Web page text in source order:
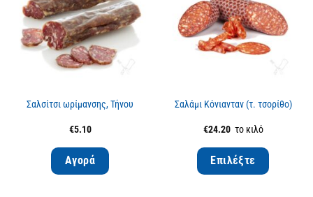
Σαλσίτσι ωρίμανσης, Τήνου
€5.10
Αγορά
Σαλάμι Κόνιανταν (τ. τσορίθο)
€24.20το κιλό
Επιλέξτε